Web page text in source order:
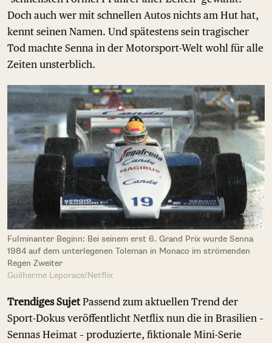
Doch auch wer mit schnellen Autos nichts am Hut hat,
kennt seinen Namen. Und spätestens sein tragischer
Tod machte Senna in der Motorsport-Welt wohl für alle
Zeiten unsterblich.
Fulminanter Beginn: Bei seinem erst 6. Grand Prix wurde Senna
1984 auf dem unterlegenen Toleman in Monaco im strömenden
Regen Zweiter
Guilherme Leporace/Netflix
Trendiges SujetPassend zum aktuellen Trend der
Sport-Dokus veröffentlicht Netflix nun die in Brasilien –
Sennas Heimat – produzierte, fiktionale Mini-Serie